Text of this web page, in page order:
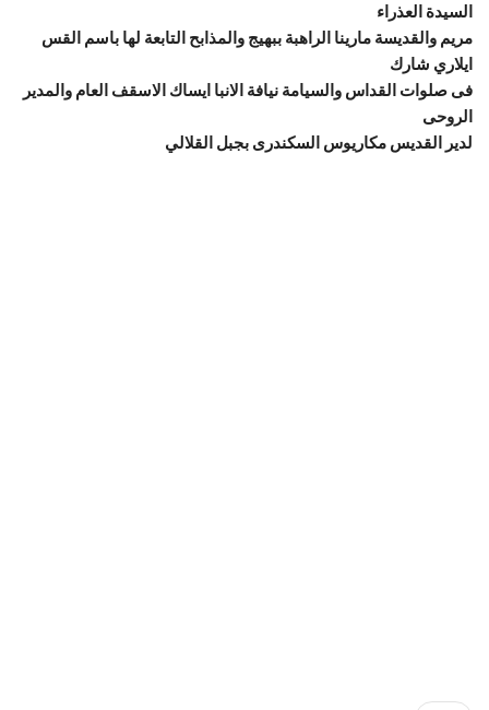
السيدة العذراء
مريم والقديسة مارينا الراهبة ببهيج والمذابح التابعة لها باسم القس
ايلاري شارك
فى صلوات القداس والسيامة نيافة الانبا ايساك الاسقف العام والمدير
الروحى
لدير القديس مكاريوس السكندرى بجبل القلالي